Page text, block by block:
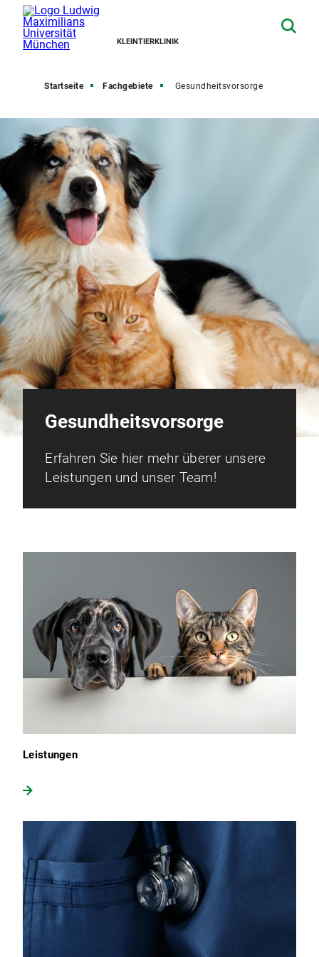
KLEINTIERKLINIK
Startseite Fachgebiete Gesundheitsvorsorge
Gesundheitsvorsorge
Erfahren Sie hier mehr überer unsere
Leistungen und unser Team!
Leistungen